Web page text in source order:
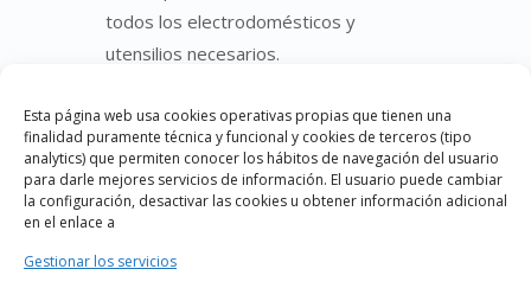
Esta página web usa cookies operativas propias que tienen una
finalidad puramente técnica y funcional y cookies de terceros (tipo
analytics) que permiten conocer los hábitos de navegación del usuario
para darle mejores servicios de información. El usuario puede cambiar
la configuración, desactivar las cookies u obtener información adicional
en el enlace a
Gestionar los servicios
todos los electrodomésticos y
utensilios necesarios.
su comodidad.Zonas de sofás y de
lectura, chimenea, jardín exterior…